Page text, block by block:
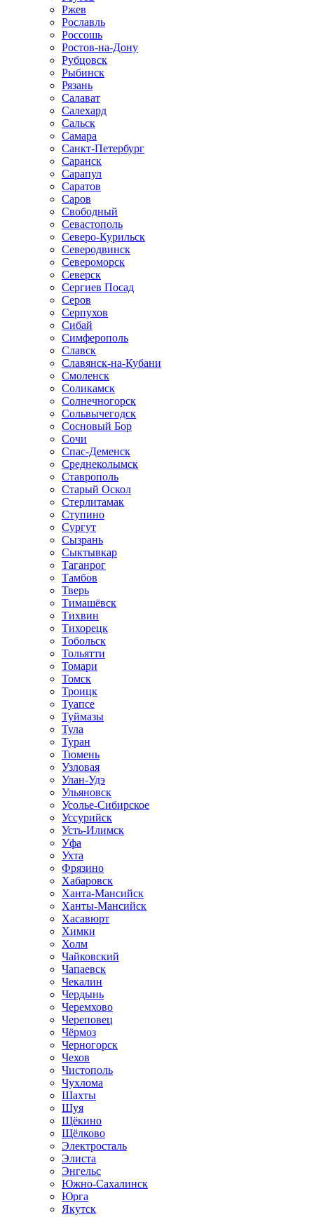
Ржев
Рославль
Россошь
Ростов-на-Дону
Рубцовск
Рыбинск
Рязань
Салават
Салехард
Сальск
Самара
Санкт-Петербург
Саранск
Сарапул
Саратов
Саров
Свободный
Севастополь
Северо-Курильск
Северодвинск
Североморск
Северск
Сергиев Посад
Серов
Серпухов
Сибай
Симферополь
Славск
Славянск-на-Кубани
Смоленск
Соликамск
Солнечногорск
Сольвычегодск
Сосновый Бор
Сочи
Спас-Деменск
Среднеколымск
Ставрополь
Старый Оскол
Стерлитамак
Ступино
Сургут
Сызрань
Сыктывкар
Таганрог
Тамбов
Тверь
Тимашёвск
Тихвин
Тихорецк
Тобольск
Тольятти
Томари
Томск
Троицк
Туапсе
Туймазы
Тула
Туран
Тюмень
Узловая
Улан-Удэ
Ульяновск
Усолье-Сибирское
Уссурийск
Усть-Илимск
Уфа
Ухта
Фрязино
Хабаровск
Ханта-Мансийск
Ханты-Мансийск
Хасавюрт
Химки
Холм
Чайковский
Чапаевск
Чекалин
Чердынь
Черемхово
Череповец
Чёрмоз
Черногорск
Чехов
Чистополь
Чухлома
Шахты
Шуя
Щёкино
Щёлково
Электросталь
Элиста
Энгельс
Южно-Сахалинск
Юрга
Якутск